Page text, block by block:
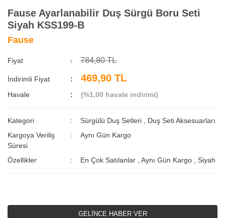
Fause Ayarlanabilir Duş Sürgü Boru Seti
Siyah KSS199-B
Fause
Fiyat 784,80 TL
İndirimli Fiyat 469,90 TL
Havale (%1,00 havale indirimi)
Kategori Sürgülü Duş Setleri
Duş Seti Aksesuarları
Kargoya Veriliş
Süresi
Aynı Gün Kargo
Özellikler En Çok Satılanlar ,Aynı Gün Kargo ,Siyah
GELİNCE HABER VER